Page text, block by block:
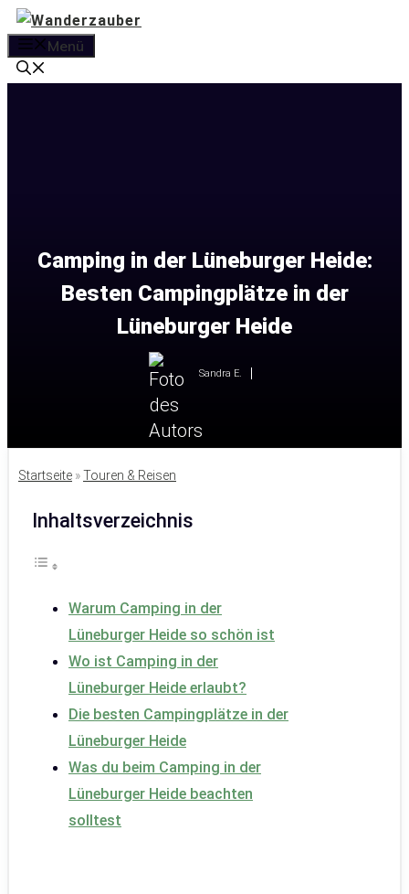
Zum
Inhalt
springen
Menü
Camping in der Lüneburger Heide:
Besten Campingplätze in der
Lüneburger Heide
Sandra E.
Startseite »Touren & Reisen
Inhaltsverzeichnis
Warum Camping in der
Lüneburger Heide so schön ist
Wo ist Camping in der
Lüneburger Heide erlaubt?
Die besten Campingplätze in der
Lüneburger Heide
Was du beim Camping in der
Lüneburger Heide beachten
solltest